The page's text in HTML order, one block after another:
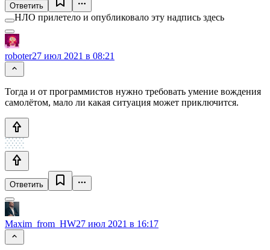
Ответить
НЛО прилетело и опубликовало эту надпись здесь
roboter27 июл 2021 в 08:21
Тогда и от программистов нужно требовать умение вождения
самолётом, мало ли какая ситуация может приключится.
Ответить
Maxim_from_HW27 июл 2021 в 16:17